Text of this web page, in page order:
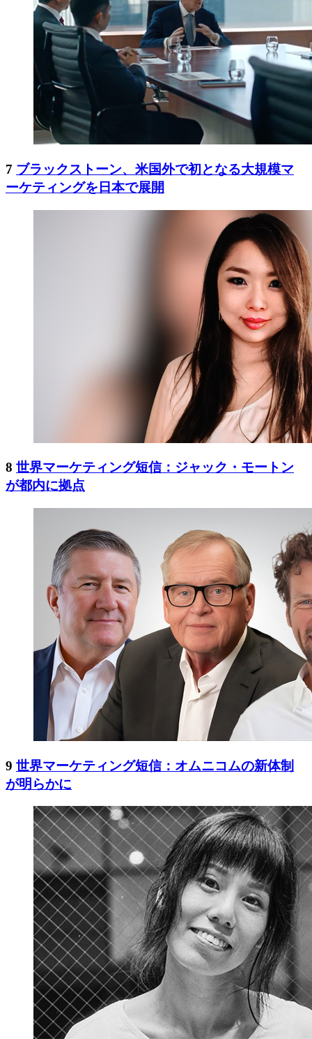
7 ブラックストーン、米国外で初となる大規模マ
ーケティングを日本で展開
8 世界マーケティング短信：ジャック・モートン
が都内に拠点
9 世界マーケティング短信：オムニコムの新体制
が明らかに